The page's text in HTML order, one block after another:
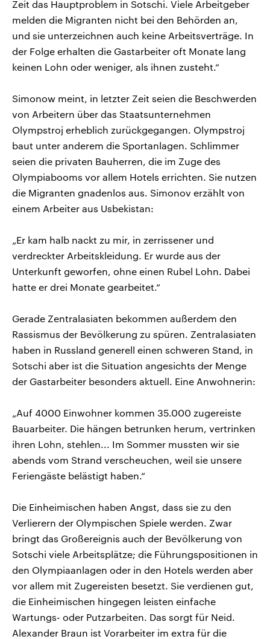
Zeit das Hauptproblem in Sotschi. Viele Arbeitgeber
melden die Migranten nicht bei den Behörden an,
und sie unterzeichnen auch keine Arbeitsverträge. In
der Folge erhalten die Gastarbeiter oft Monate lang
keinen Lohn oder weniger, als ihnen zusteht.“
Simonow meint, in letzter Zeit seien die Beschwerden
von Arbeitern über das Staatsunternehmen
Olympstroj erheblich zurückgegangen. Olympstroj
baut unter anderem die Sportanlagen. Schlimmer
seien die privaten Bauherren, die im Zuge des
Olympiabooms vor allem Hotels errichten. Sie nutzen
die Migranten gnadenlos aus. Simonov erzählt von
einem Arbeiter aus Usbekistan:
„Er kam halb nackt zu mir, in zerrissener und
verdreckter Arbeitskleidung. Er wurde aus der
Unterkunft geworfen, ohne einen Rubel Lohn. Dabei
hatte er drei Monate gearbeitet.“
Gerade Zentralasiaten bekommen außerdem den
Rassismus der Bevölkerung zu spüren. Zentralasiaten
haben in Russland generell einen schweren Stand, in
Sotschi aber ist die Situation angesichts der Menge
der Gastarbeiter besonders aktuell. Eine Anwohnerin:
„Auf 4000 Einwohner kommen 35.000 zugereiste
Bauarbeiter. Die hängen betrunken herum, vertrinken
ihren Lohn, stehlen... Im Sommer mussten wir sie
abends vom Strand verscheuchen, weil sie unsere
Feriengäste belästigt haben.“
Die Einheimischen haben Angst, dass sie zu den
Verlierern der Olympischen Spiele werden. Zwar
bringt das Großereignis auch der Bevölkerung von
Sotschi viele Arbeitsplätze; die Führungspositionen in
den Olympiaanlagen oder in den Hotels werden aber
vor allem mit Zugereisten besetzt. Sie verdienen gut,
die Einheimischen hingegen leisten einfache
Wartungs- oder Putzarbeiten. Das sorgt für Neid.
Alexander Braun ist Vorarbeiter im extra für die